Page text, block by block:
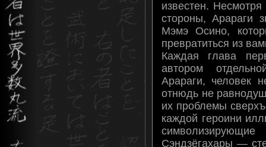
известен.
стороны, Арараги
Мэмэ Осино,
превратиться из
Каждая глава
автором
Арараги, человек
отнюдь не
их проблемы
каждой героини
Сэндзёгахары —